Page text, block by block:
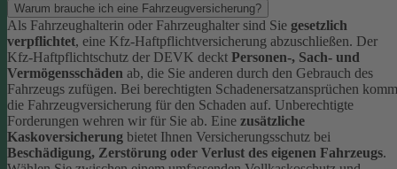
Warum brauche ich eine Fahrzeugversicherung?
Als Fahrzeughalterin oder Fahrzeughalter sind Sie gesetzlich
verpflichtet, eine Kfz-Haftpflichtversicherung abzuschließen. Der
Kfz-Haftpflichtschutz der DEVK deckt Personen-, Sach- und
Vermögensschäden ab, die Sie anderen durch den Gebrauch des
Fahrzeugs zufügen. Bei berechtigten Schadenersatzansprüchen
die Fahrzeugversicherung für den Schaden auf. Unberechtigte
Forderungen wehren wir für Sie ab. Eine zusätzliche
Kaskoversicherung bietet Ihnen Versicherungsschutz bei
Beschädigung, Zerstörung oder Verlust des eigenen Fahrzeugs.